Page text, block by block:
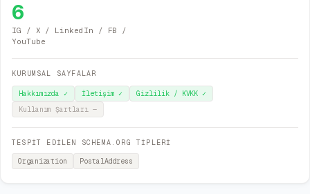
6
IG / X / LinkedIn / FB /
YouTube
KURUMSAL SAYFALAR
Hakkımızda ✓ İletişim ✓ Gizlilik / KVKK ✓
Kullanım Şartları —
TESPİT EDİLEN SCHEMA.ORG TİPLERİ
Organization PostalAddress